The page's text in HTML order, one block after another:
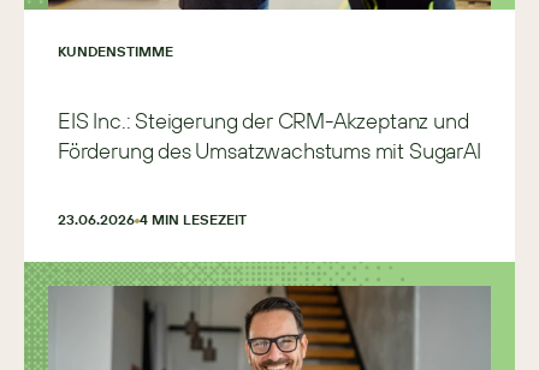
KUNDENSTIMME
EIS Inc.: Steigerung der CRM-Akzeptanz und
Förderung des Umsatzwachstums mit SugarAI
23.06.2026 4 MIN LESEZEIT